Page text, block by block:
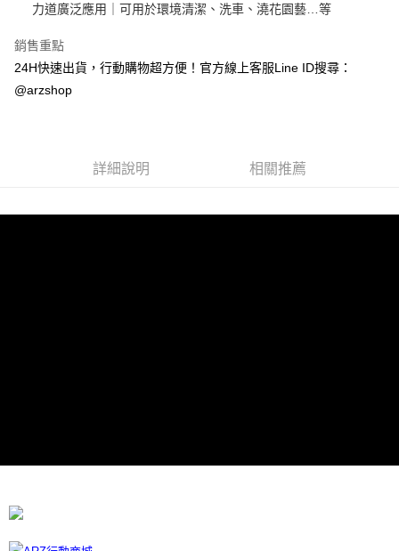
運送方式
全家取貨付款
每筆NT$60，滿NT$599(含以上)免運費
每筆NT$100
力道廣泛應用｜可用於環境清潔、洗車、澆花園藝…等
銷售重點
24H快速出貨，行動購物超方便！官方線上客服Line ID搜尋：
@arzshop
詳細說明 相關推薦